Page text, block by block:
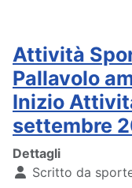
Attività
Pallavolo
Inizio
settembre
Dettagli
Scritto da